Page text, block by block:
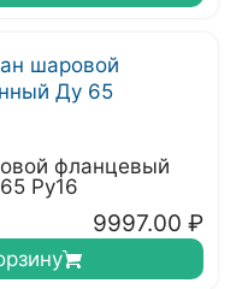
фланцевый
Ру16
9997.00 ₽